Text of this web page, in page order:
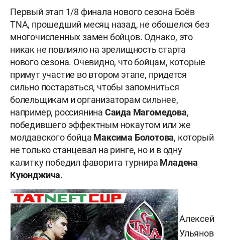
Первый этап 1/8 финала нового сезона Боёв
TNA, прошедший месяц назад, не обошелся без
многочисленных замен бойцов. Однако, это
никак не повлияло на зрелищность старта
нового сезона. Очевидно, что бойцам, которые
примут участие во втором этапе, придется
сильно постараться, чтобы запомниться
болельщикам и организаторам сильнее,
например, россиянина Саида Магомедова,
победившего эффектным нокаутом или же
молдавского бойца Максима Болотова, который
не только станцевал на ринге, но и в одну
калитку победил фаворита турнира Младена
Куюнджича.
Алексей
Ульянов